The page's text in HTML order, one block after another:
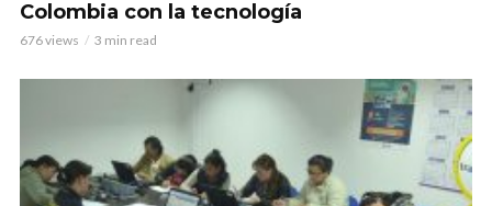
Colombia con la tecnología
676 views 3 min read